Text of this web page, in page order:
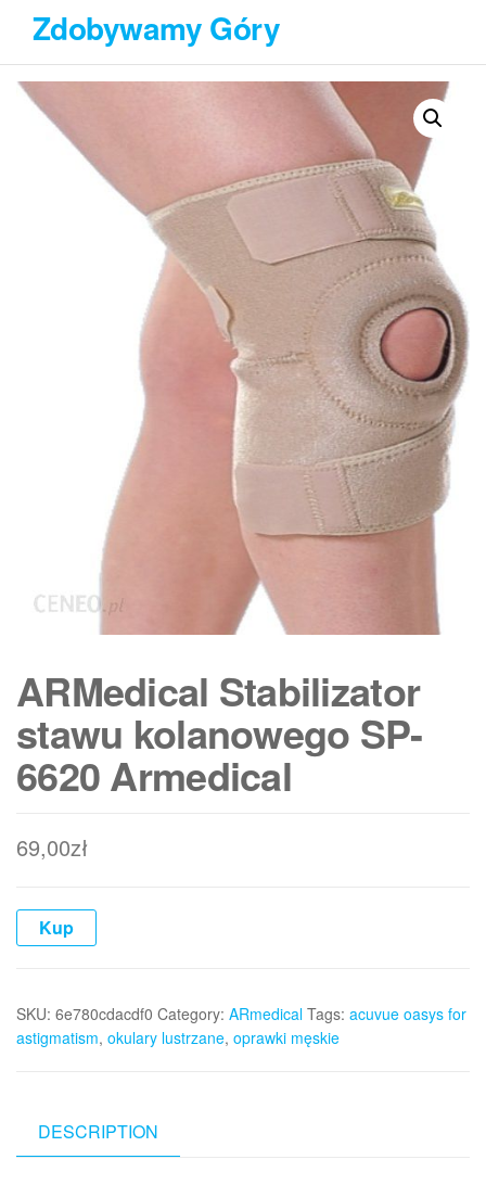
Przejdź
treści
Zdobywamy Góry
ARMedical Stabilizator
stawu kolanowego SP-
6620 Armedical
69,00zł
Kup
SKU: 6e780cdacdf0 Category: ARmedical Tags: acuvue oasys for
astigmatism, okulary lustrzane, oprawki męskie
DESCRIPTION